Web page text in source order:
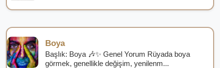
Boya
Başlık: Boya 🎶✨ Genel Yorum Rüyada boya
görmek, genellikle değişim, yenilenm...